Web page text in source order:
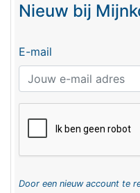
Nieuw bij
E-mail
Door een nieuw account te